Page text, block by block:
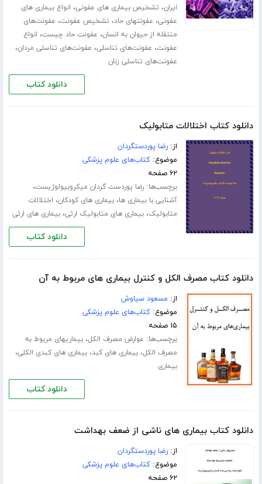
ایران، تشخیص بیماری های عفونی، انواع بیماری های
عفونی، عفونتهای حاد، تشخیص عفونت، عفونت‌های
منتقله از حیوان به انسان، عفونت حاد چیست، انواع
عفونت، عفونت‌های تناسلی، عفونت‌های تناسلی مردان،
عفونت‌های تناسلی زنان
دانلود کتاب
دانلود کتاب اختلالات متابولیک
از:رضا پوردستگردان
موضوع:کتاب‌های علوم پزشکی
۶۲ صفحه
برچسب‌ها:رضا پوردست گردان میکروبیولوژیست،
آشنایی با بیماری ها،بیماری های کودکان، اختلالات
متابولیک،بیماری های متابولیک ارثی،بیماری های ارثی
دانلود کتاب
دانلود کتاب مصرف الکل و کنترل بیماری های مربوط به آن
از: مسعود سیاوش
موضوع:کتاب‌های علوم پزشکی
۱۵ صفحه
برچسب‌ها: عوارض مصرف الکل،بیماریهای مربوط به
مصرف الکل،بیماری های کبد،بیماری های کبدی الکلی،
بیماری
دانلود کتاب
دانلود کتاب بیماری های ناشی از ضعف بهداشت
از:رضا پوردستگردان
موضوع:کتاب‌های علوم پزشکی
۶۲ صفحه